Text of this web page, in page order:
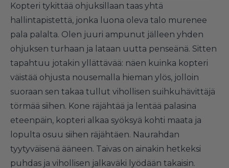
Kopteri tykittää ohjuksillaan taas yhtä
hallintapistettä, jonka luona oleva talo murenee
pala palalta. Olen juuri ampunut jälleen yhden
ohjuksen turhaan ja lataan uutta penseänä. Sitten
tapahtuu jotakin yllättävää: näen kuinka kopteri
väistää ohjusta nousemalla hieman ylös, jolloin
suoraan sen takaa tullut vihollisen suihkuhävittäjä
törmää siihen. Kone räjähtää ja lentää palasina
eteenpäin, kopteri alkaa syöksyä kohti maata ja
lopulta osuu siihen räjähtäen. Naurahdan
tyytyväisenä ääneen. Taivas on ainakin hetkeksi
puhdas ja vihollisen jalkaväki lyödään takaisin.